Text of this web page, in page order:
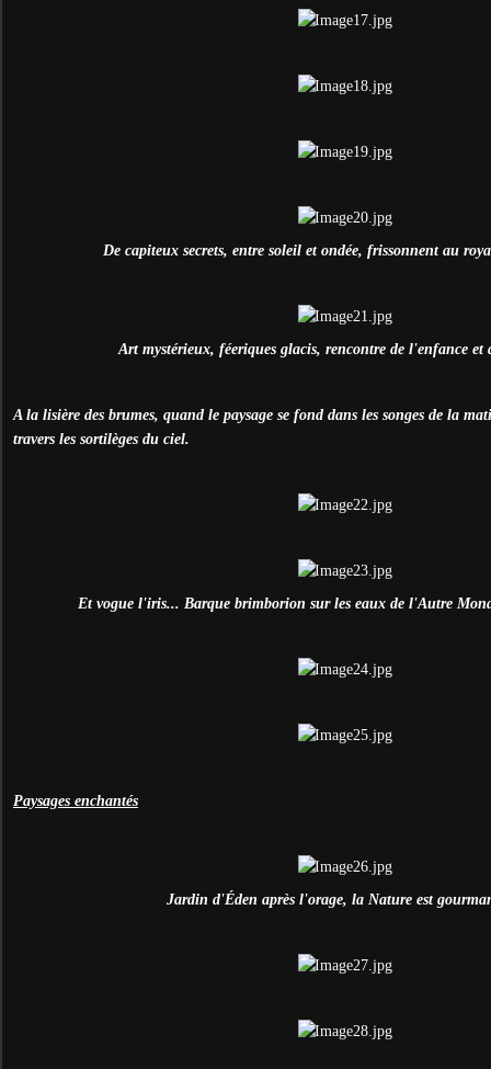
De capiteux secrets, entre soleil et ondée, frissonnent au
Art mystérieux, féeriques glacis, rencontre de l'enfance et
A la lisière des brumes, quand le paysage se fond dans les songes de la
travers les sortilèges du ciel.
Et vogue l'iris... Barque brimborion sur les eaux de l'Autre
Paysages enchantés
Jardin d'Éden après l'orage, la Nature est